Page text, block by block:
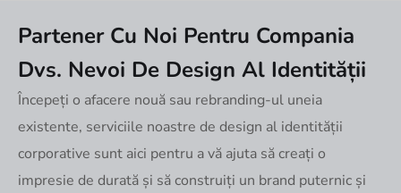
Partener Cu Noi Pentru Compania
Dvs. Nevoi De Design Al Identității
Începeți o afacere nouă sau rebranding-ul uneia
existente, serviciile noastre de design al identității
corporative sunt aici pentru a vă ajuta să creați o
impresie de durată și să construiți un brand puternic și